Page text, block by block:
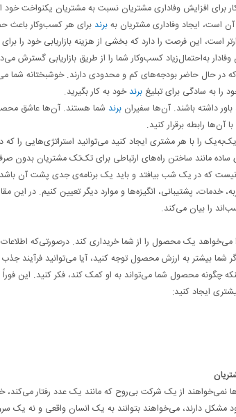
است، ایجاد وفاداری مشتریان بهبرند برای هر کسب‌وکار
این فرصت را دارد که بخشی از هزینه بازاریابی خود را
به‌احتمال‌زیاد کسب‌وکار شما را از طریق بازاریابی گسترش
در حال حاضر بودجه‌های کم و محدودی دارند. خوشبختانه شما
را به سادگی برای تبلیغ برندخود به کار بگیرید.
داشته باشند. آن‌ها سفیران برند شما هستند. آن‌ها عاشق
رابطه برقرار کنید.
را با هر مشتری ایجاد کنید می‌توانید استراتژی‌هایی را که
مانند ساختن راه‌های ارتباطی برای تک‌تک مشتریان بدون
نیست که در یک شب بیافتد و باید یک برنامه‌ی جدی پشت آن
پشتیبانی، انگیزه‌ها و موارد دیگر تعیین کنیم. در این
را بیان می‌کند.
می‌خواهد یک محصول را از شما خریداری کند. درصورتی‌که اطلاعات
بیشتر به ارزش محصول توجه کنید، آیا می‌توانید فرآیند
چگونه محصول شما می‌تواند به او کمک کند، فکر کنید. این
ایجاد کنید:
نمی‌خواهند از یک شرکت بی‌روح که مانند یک عدد رفتار
مشکل دارند، می‌خواهند بتوانند به یک انسان واقعی و نه